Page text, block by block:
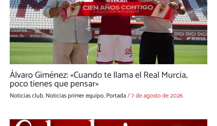
Álvaro Giménez: «Cuando te llama el Real Murcia,
poco tienes que pensar»
Noticias club,Noticias primer equipo,Portada/7 de agosto de 2026